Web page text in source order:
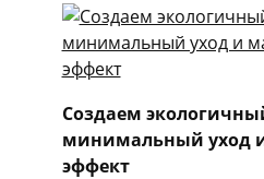
Создаем
минимальный уход
эффект